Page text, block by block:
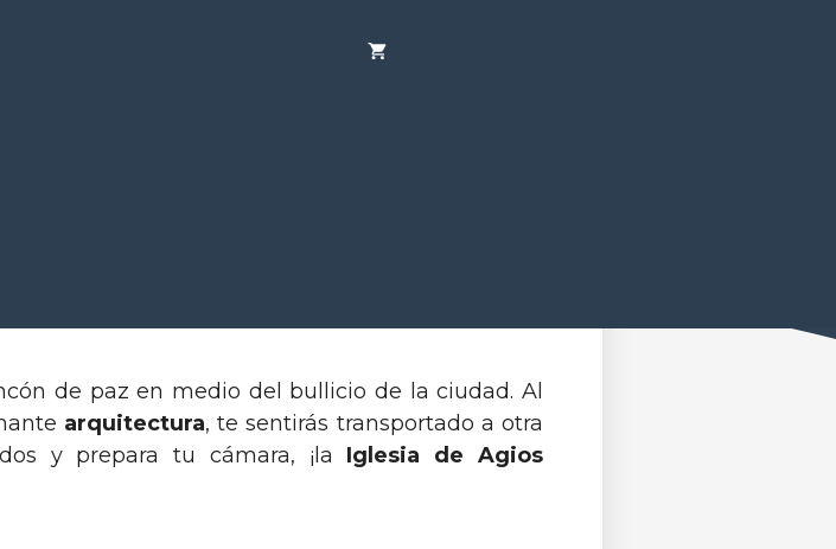
de paz en medio del bullicio de la ciudad. Al
arquitectura, te sentirás transportado a otra
y prepara tu cámara, ¡la Iglesia de Agios